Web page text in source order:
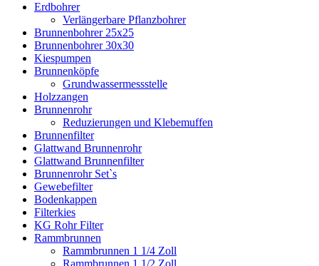
Erdbohrer
Verlängerbare Pflanzbohrer
Brunnenbohrer 25x25
Brunnenbohrer 30x30
Kiespumpen
Brunnenköpfe
Grundwassermessstelle
Holzzangen
Brunnenrohr
Reduzierungen und Klebemuffen
Brunnenfilter
Glattwand Brunnenrohr
Glattwand Brunnenfilter
Brunnenrohr Set`s
Gewebefilter
Bodenkappen
Filterkies
KG Rohr Filter
Rammbrunnen
Rammbrunnen 1 1/4 Zoll
Rammbrunnen 1 1/2 Zoll